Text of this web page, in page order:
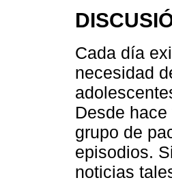
Cada día
necesidad
Desde
grupo de
episodios.
noticias